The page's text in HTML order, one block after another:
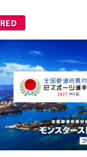
RED